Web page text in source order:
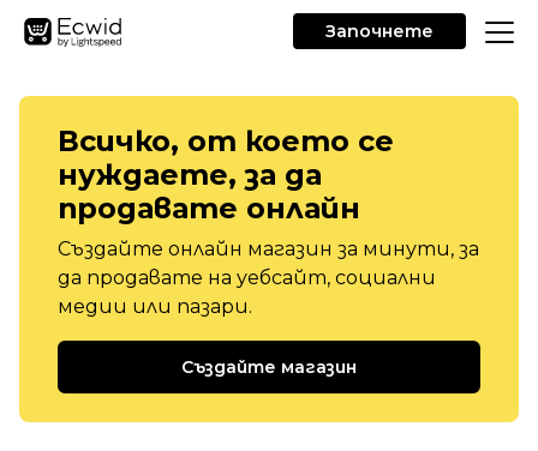
Започнете
Всичко, от което се
нуждаете, за да
продавате онлайн
Създайте онлайн магазин за минути, за
да продавате на уебсайт, социални
медии или пазари.
Създайте магазин